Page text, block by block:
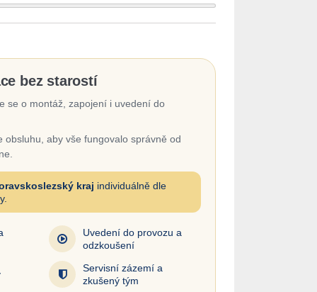
bez starostí
se o montáž, zapojení i uvedení do
obsluhu, aby vše fungovalo správně od
kraj individuálně dle
Uvedení do provozu a
odzkoušení
Servisní zázemí a
zkušený tým